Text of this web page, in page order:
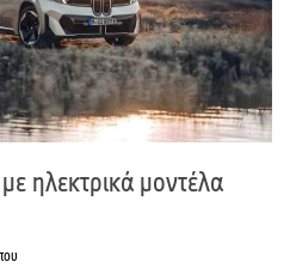
ηλεκτρικά μοντέλα